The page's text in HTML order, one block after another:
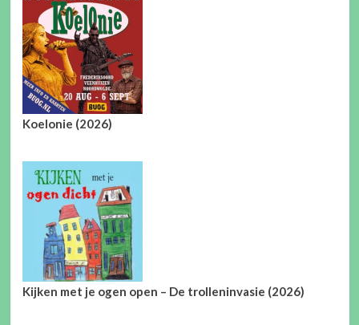
Koelonie (2026)
Kijken met je ogen open – De trolleninvasie (2026)